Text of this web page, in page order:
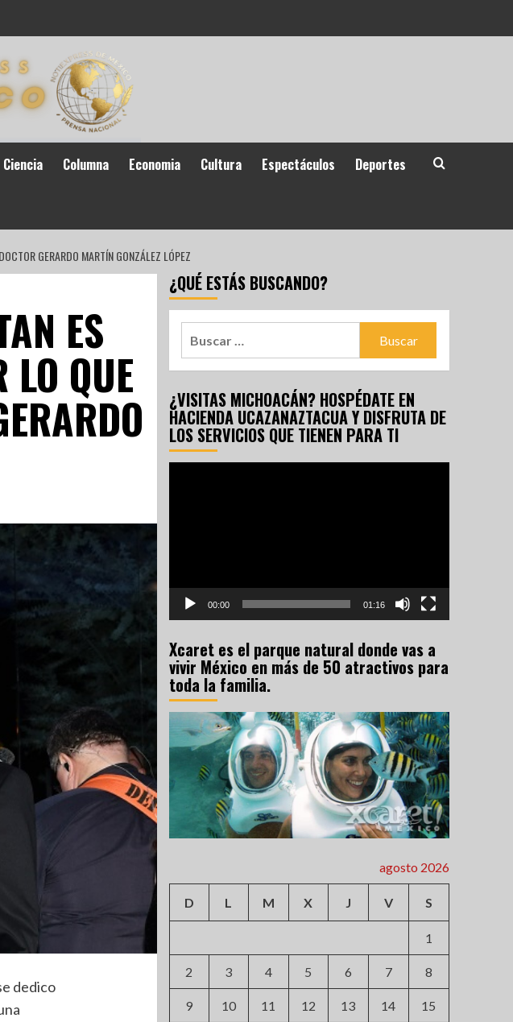
Ciencia Columna Economia Cultura Espectáculos Deportes
GERARDO MARTÍN GONZÁLEZ LÓPEZ
ES
LO QUE
dedico
¿QUÉ ESTÁS BUSCANDO?
¿VISITAS MICHOACÁN? HOSPÉDATE EN
HACIENDA UCAZANAZTACUA Y DISFRUTA DE
LOS SERVICIOS QUE TIENEN PARA TI
00:00 01:16
Xcaret es el parque natural donde vas a
vivir México en más de 50 atractivos para
toda la familia.
agosto 2026
D L M X J V S
1
2 3 4 5 6 7 8
9 10 11 12 13 14 15